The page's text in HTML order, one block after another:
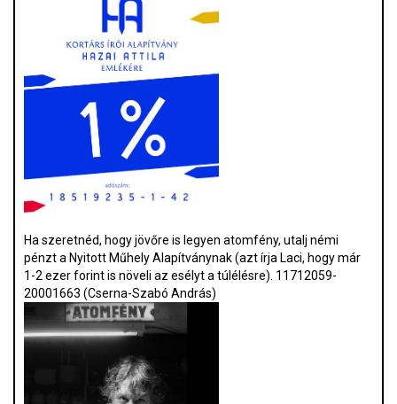
Ha szeretnéd, hogy jövőre is legyen atomfény, utalj némi
pénzt a Nyitott Műhely Alapítványnak (azt írja Laci, hogy már
1-2 ezer forint is növeli az esélyt a túlélésre). 11712059-
20001663 (Cserna-Szabó András)